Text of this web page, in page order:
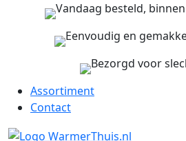
Vandaag besteld,
Eenvoudig en
Bezorgd voor
Assortiment
Contact